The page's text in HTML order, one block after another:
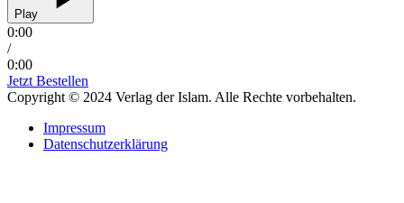
Play
0:00
/
0:00
Jetzt Bestellen
Copyright © 2024 Verlag der Islam. Alle Rechte vorbehalten.
Impressum
Datenschutzerklärung